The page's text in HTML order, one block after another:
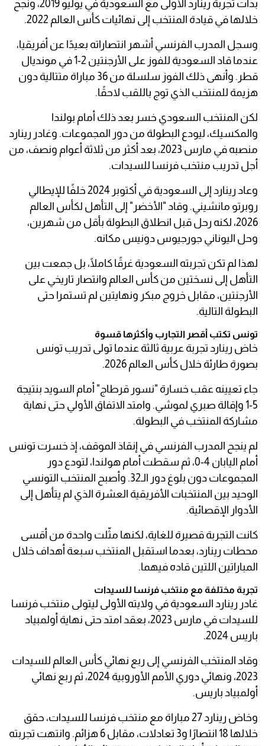
بدأت تجربة رينارد الأولى مع السعودية في يوليو 2019، ونجح
خلالها في قيادة المنتخب إلى نهائيات كأس العالم 2022.
وسجل المدرب الفرنسي أشهر انتصاراته بعيدًا عن أفريقيا،
عندما قاد السعودية للفوز على الأرجنتين 2-1 في مونديال
قطر. وأنهى ذلك الفوز سلسلة من 36 مباراة متتالية دون
هزيمة للمنتخب الذي توج باللقب لاحقًا.
لكن المنتخب السعودي خسر بعد ذلك أمام بولندا
والمكسيك، ليودع البطولة من دور المجموعات. وغادر رينارد
منصبه في مارس 2023، بعد أكثر من ثلاثة أعوام ونصف، من
أجل تدريب منتخب فرنسا للسيدات.
وعاد رينارد إلى السعودية في أكتوبر 2024 خلفًا للإيطالي
روبرتو مانشيني. وقاد "الأخضر" إلى التأهل لكأس العالم
2026، لكنه رحل قبل انطلاق البطولة بأقل من شهرين،
وحل اليوناني جورجيوس دونيس مكانه.
لهذا لم تكن تجربته السعودية غرقًا كاملًا، بل جمعت بين
التأهل إلى نسختين من كأس العالم وانتصار تاريخي على
الأرجنتين، مقابل خروج مبكر ونهايتين لم تستمرا حتى
البطولة التالية.
تونس تكتب أقصر التجارب وأكثرها قسوة
خاض رينارد تجربة عربية ثالثة عندما تولى تدريب تونس
بصورة طارئة خلال كأس العالم 2026.
جاء تعيينه عقب خسارة "نسور قرطاج" أمام السويد بنتيجة
5-1 وإقالة صبري لموشي. وامتد الاتفاق الأولي حتى نهاية
مشاركة المنتخب في البطولة.
لم ينجح المدرب الفرنسي في إنقاذ الموقف، إذ خسرت تونس
أمام اليابان 4-0، ثم سقطت أمام هولندا، لتودع دور
المجموعات دون بلوغ دور الـ32. وأصبح المنتخب التونسي
الوحيد بين المنتخبات الأفريقية العشرة الذي لم يتأهل إلى
الأدوار الإقصائية.
كانت التجربة قصيرة للغاية، لكنها مثّلت واحدة من أقسى
محطات رينارد، بعدما استقبل المنتخب سبعة أهداف خلال
المباراتين اللتين قاده فيهما.
تجربة مختلفة مع منتخب فرنسا للسيدات
غادر رينارد السعودية في ولايته الأولى ليتولى منتخب فرنسا
للسيدات في مارس 2023، بعقد امتد حتى نهاية أولمبياد
باريس 2024.
وقاد المنتخب الفرنسي إلى ربع نهائي كأس العالم للسيدات
2023، ونهائي دوري الأمم الأوروبية 2024، ثم ربع نهائي
أولمبياد باريس.
وخاض رينارد 27 مباراة مع منتخب فرنسا للسيدات، حقق
خلالها 18 انتصارًا و3 تعادلات، مقابل 6 هزائم. وانتهت تجربته